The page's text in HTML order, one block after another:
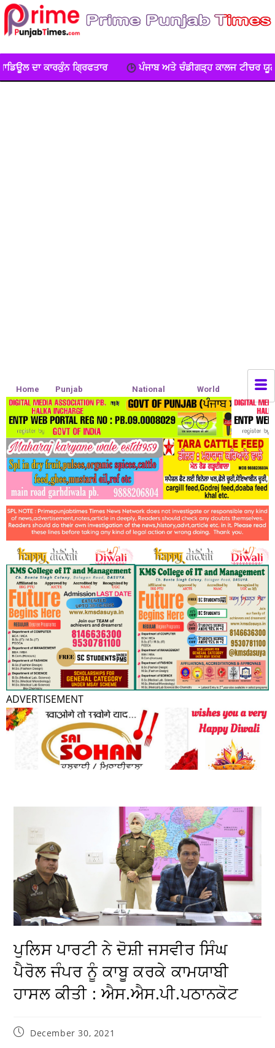
ਪੰਜਾਬ ਅਤੇ ਚੰਡੀਗੜ੍ਹ ਕਾਲਜ ਟੀਚਰ ਯੂਨੀਅਨ ਦਾ ਧਰਨਾ, ਕੀਤੀ
Home Punjab National World
ADVERTISEMENT
ਪੁਲਿਸ ਪਾਰਟੀ ਨੇ ਦੋਸ਼ੀ ਜਸਵੀਰ ਸਿੰਘ
ਪੈਰੋਲ ਜੰਪਰ ਨੂੰ ਕਾਬੂ ਕਰਕੇ ਕਾਮਯਾਬੀ
ਹਾਸਲ ਕੀਤੀ : ਐਸ.ਐਸ.ਪੀ.ਪਠਾਨਕੋਟ
December 30, 2021